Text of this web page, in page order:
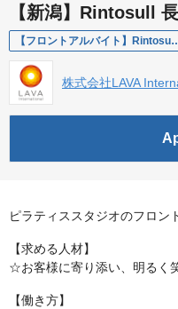
【新潟】Rintosull
【フロントアルバイト】
株式会社LAVA
ピラティススタジオのフロン
【求める人材】
☆お客様に寄り添い、明るく
【働き方】